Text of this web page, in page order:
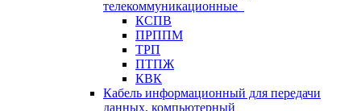
телекоммуникационные
КСПВ
ПРППМ
ТРП
ПТПЖ
КВК
Кабель информационный для передачи
данных, компьютерный